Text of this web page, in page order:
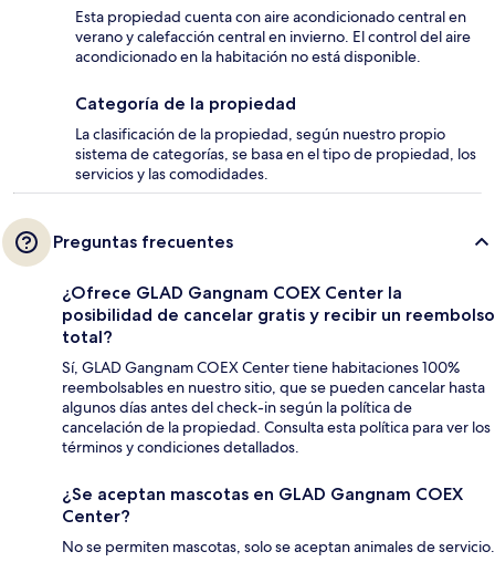
Esta propiedad cuenta con aire acondicionado central en
verano y calefacción central en invierno. El control del aire
acondicionado en la habitación no está disponible.
Categoría de la propiedad
La clasificación de la propiedad, según nuestro propio
sistema de categorías, se basa en el tipo de propiedad, los
servicios y las comodidades.
Preguntas frecuentes
¿Ofrece GLAD Gangnam COEX Center la
posibilidad de cancelar gratis y recibir un reembolso
total?
Sí, GLAD Gangnam COEX Center tiene habitaciones 100%
reembolsables en nuestro sitio, que se pueden cancelar hasta
algunos días antes del check-in según la política de
cancelación de la propiedad. Consulta esta política para ver los
términos y condiciones detallados.
¿Se aceptan mascotas en GLAD Gangnam COEX
Center?
No se permiten mascotas, solo se aceptan animales de servicio.